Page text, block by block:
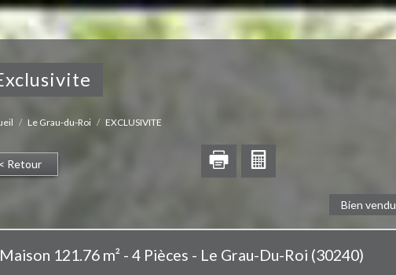
exclusivite
Le Grau-du-Roi EXCLUSIVITE
Retour
Bien vendu
121.76 m² - 4 Pièces - Le Grau-Du-Roi (30240)